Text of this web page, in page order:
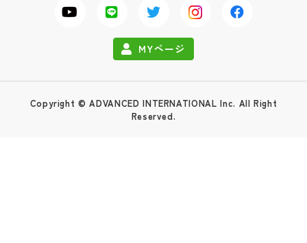
MYページ
Copyright © ADVANCED INTERNATIONAL Inc. All Right
Reserved.